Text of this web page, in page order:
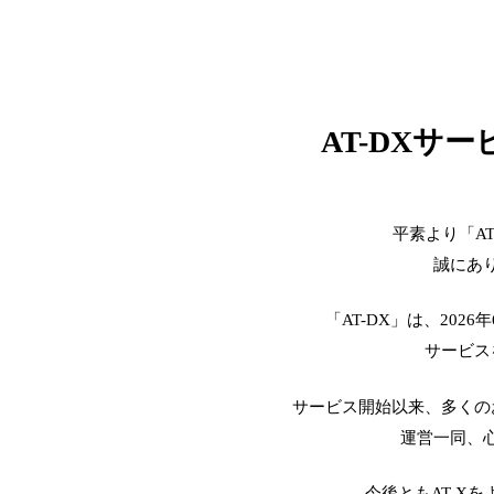
AT-DXサー
平素より「
誠にあ
「AT-DX」は、2026
サービ
サービス開始以来、多く
運営一同、